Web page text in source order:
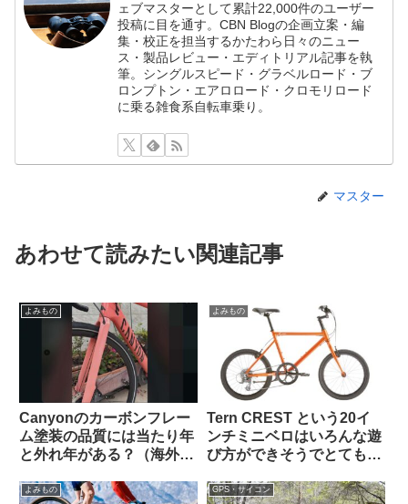
ェブマスターとして累計22,000件のユーザー
投稿に目を通す。CBN Blogの企画立案・編
集・校正を担当するかたわら日々のニュー
ス・製品レビュー・エディトリアル記事を執
筆。シングルスピード・グラベルロード・ブ
ロンプトン・エアロロード・クロモリロード
に乗る雑食系自転車乗り。
マスター
あわせて読みたい関連記事
よみもの
Canyonのカーボンフレー
ム塗装の品質には当たり年
と外れ年がある？（海外掲
よみもの
Tern CREST という20イ
ンチミニベロはいろんな遊
び方ができそうでとても気
察】
よみもの GPS・サイコン